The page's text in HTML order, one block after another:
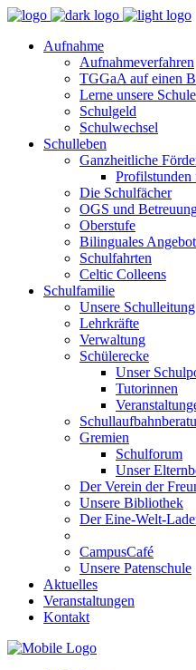
Aufnahme
Aufnahmeverfahren
TGGaA auf einen
Lerne unsere
Schulgeld
Schulwechsel
Schulleben
Ganzheitliche
Profilstunden
Die Schulfächer
OGS und
Oberstufe
Bilinguales Angebot
Schulfahrten
Celtic Colleens
Schulfamilie
Unsere Schulleitung
Lehrkräfte
Verwaltung
Schülerecke
Unser
Tutorinnen
Gremien
Schulforum
Unser
Der Verein der
Unsere Bibliothek
Der Eine-Welt-
CampusCafé
Unsere Patenschule
Aktuelles
Veranstaltungen
Kontakt